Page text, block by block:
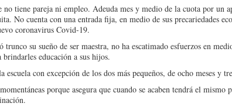
no tiene pareja ni empleo. Adeuda mes y medio de la cuota por un
No cuenta con una entrada fija, en medio de sus precariedades
coronavirus Covid-19.
trunco su sueño de ser maestra, no ha escatimado esfuerzos en
brindarles educación a sus hijos.
escuela con excepción de los dos más pequeños, de ocho meses y
porque asegura que cuando se acaben tendrá el mismo